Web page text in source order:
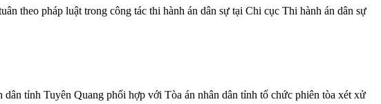
theo pháp luật trong công tác thi hành án dân sự tại Chi cục Thi hành án dân sự
tỉnh Tuyên Quang phối hợp với Tòa án nhân dân tỉnh tổ chức phiên tòa xét xử